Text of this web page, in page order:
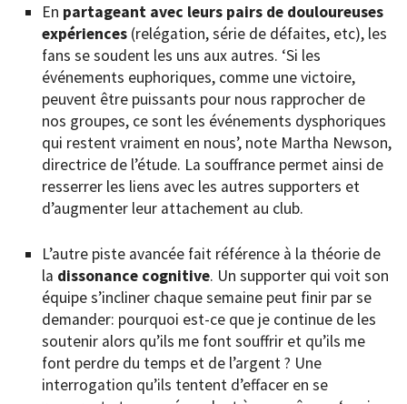
En partageant avec leurs pairs de douloureuses
expériences (relégation, série de défaites, etc), les
fans se soudent les uns aux autres. ‘Si les
événements euphoriques, comme une victoire,
peuvent être puissants pour nous rapprocher de
nos groupes, ce sont les événements dysphoriques
qui restent vraiment en nous’, note Martha Newson,
directrice de l’étude. La souffrance permet ainsi de
resserrer les liens avec les autres supporters et
d’augmenter leur attachement au club.
L’autre piste avancée fait référence à la théorie de
la dissonance cognitive. Un supporter qui voit son
équipe s’incliner chaque semaine peut finir par se
demander: pourquoi est-ce que je continue de les
soutenir alors qu’ils me font souffrir et qu’ils me
font perdre du temps et de l’argent ? Une
interrogation qu’ils tentent d’effacer en se